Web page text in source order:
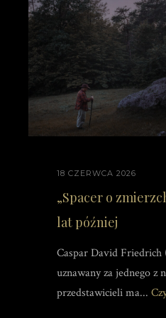
18 CZERWCA 2026
„Spacer o
lat później
Caspar David Friedrich
uznawany za jednego z
przedstawicieli ma...